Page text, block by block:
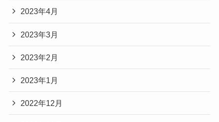
2023年4月
2023年3月
2023年2月
2023年1月
2022年12月